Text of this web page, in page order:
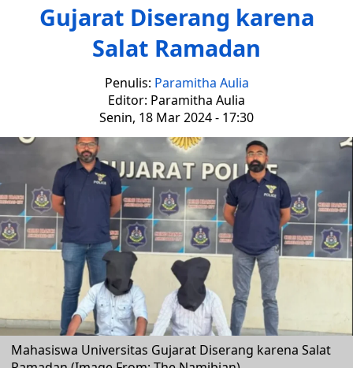
Gujarat Diserang karena
Salat Ramadan
Penulis: Paramitha Aulia
Editor: Paramitha Aulia
Senin, 18 Mar 2024 - 17:30
Mahasiswa Universitas Gujarat Diserang karena Salat